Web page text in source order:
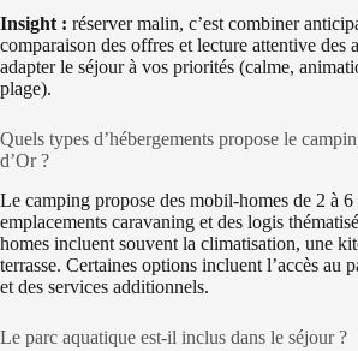
Insight : réserver malin, c’est combiner
comparaison des offres et lecture attentive des
adapter le séjour à vos priorités (calme,
plage).
Quels types d’hébergements propose le
d’Or ?
Le camping propose des mobil-homes de 2 à 6
emplacements caravaning et des logis
homes incluent souvent la climatisation, une
terrasse. Certaines options incluent l’accès au
et des services additionnels.
Le parc aquatique est-il inclus dans le séjour ?